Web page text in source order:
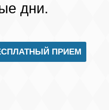
дни.
ПРИЕМ